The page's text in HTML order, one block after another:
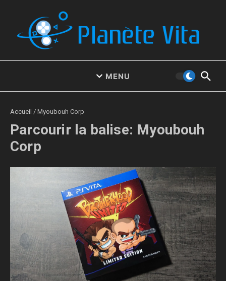
MENU
Accueil / Myoubouh Corp
Parcourir la balise: Myoubouh
Corp